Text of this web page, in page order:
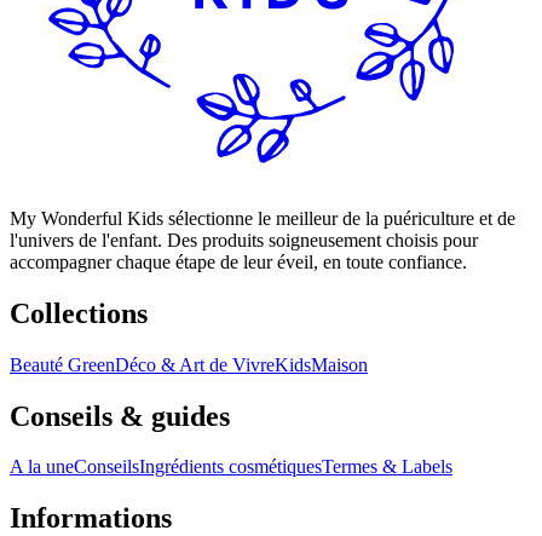
My Wonderful Kids sélectionne le meilleur de la puériculture et de
l'univers de l'enfant. Des produits soigneusement choisis pour
accompagner chaque étape de leur éveil, en toute confiance.
Collections
Beauté GreenDéco & Art de VivreKidsMaison
Conseils & guides
A la uneConseilsIngrédients cosmétiquesTermes & Labels
Informations